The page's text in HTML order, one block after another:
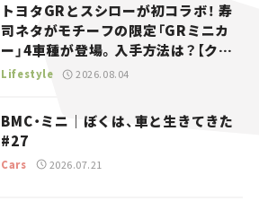
トヨタGRとスシローが初コラボ！ 寿
司ネタがモチーフの限定「GRミニカ
ー」4車種が登場。入手方法は？【クル
マとホビー】
Lifestyle 2026.08.04
BMC・ミニ｜ぼくは、車と生きてきた
#27
Cars 2026.07.21